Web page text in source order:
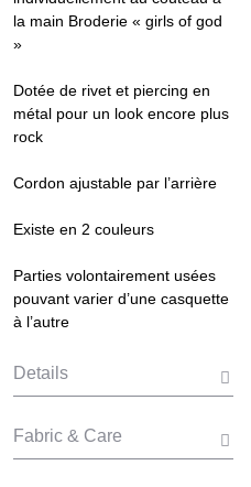
la main Broderie « girls of god
»
Dotée de rivet et piercing en
métal pour un look encore plus
rock
Cordon ajustable par l’arrière
Existe en 2 couleurs
Parties volontairement usées
pouvant varier d’une casquette
à l’autre
Details
Fabric & Care